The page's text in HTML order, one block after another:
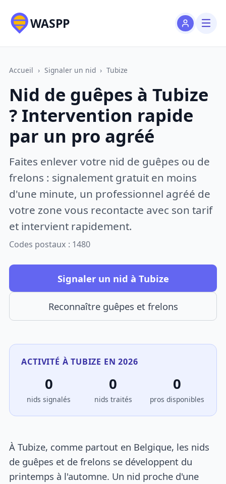
WASPP
Accueil › Signaler un nid › Tubize
Nid de guêpes à Tubize
? Intervention rapide
par un pro agréé
Faites enlever votre nid de guêpes ou de
frelons : signalement gratuit en moins
d'une minute, un professionnel agréé de
votre zone vous recontacte avec son tarif
et intervient rapidement.
Codes postaux : 1480
Signaler un nid à Tubize
Reconnaître guêpes et frelons
ACTIVITÉ À TUBIZE EN 2026
0
nids signalés
0
nids traités
0
pros disponibles
À Tubize, comme partout en Belgique, les nids
de guêpes et de frelons se développent du
printemps à l'automne. Un nid proche d'une